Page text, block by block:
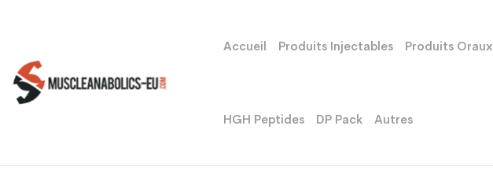
Accueil Produits Injectables Produits Oraux
HGH Peptides DP Pack Autres